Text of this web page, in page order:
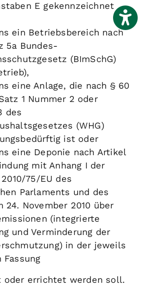
E gekennzeichnet
ein Betriebsbereich nach
5a Bundes-
(BImSchG)
eine Anlage, die nach § 60
1 Nummer 2 oder
des
(WHG)
ist oder
eine Deponie nach Artikel
mit Anhang I der
75/EU des
Parlaments und des
24. November 2010 über
(integrierte
und Verminderung der
in der jeweils
Fassung
oder errichtet werden soll.